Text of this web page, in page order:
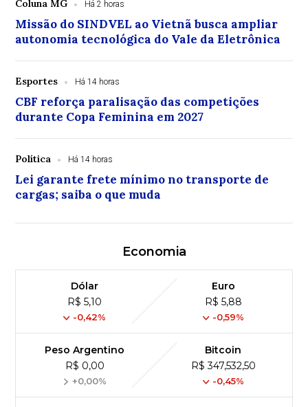
Coluna MG Há 2 horas
Missão do SINDVEL ao Vietnã busca ampliar
autonomia tecnológica do Vale da Eletrônica
Esportes Há 14 horas
CBF reforça paralisação das competições
durante Copa Feminina em 2027
Política Há 14 horas
Lei garante frete mínimo no transporte de
cargas; saiba o que muda
Economia
Dólar
R$ 5,10
-0,42%
Euro
R$ 5,88
-0,59%
Peso Argentino
R$ 0,00
+0,00%
Bitcoin
R$ 347,532,50
-0,45%